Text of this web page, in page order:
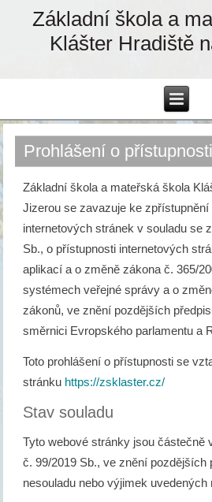
Základní škola a
Klášter Hradiště
Prohlášení o přístupnosti
Základní škola a mateřská škola
Jizerou se zavazuje ke
internetových stránek v souladu se
Sb., o přístupnosti internetových
aplikací a o změně zákona č. 365/
systémech veřejné správy a o
zákonů, ve znění pozdějších
směrnici Evropského parlamentu a
Toto prohlášení o přístupnosti se
stránku https://zsklaster.cz/
Stav souladu
Tyto webové stránky jsou částečně
č. 99/2019 Sb., ve znění pozdějších
nesouladu nebo výjimek uvedených